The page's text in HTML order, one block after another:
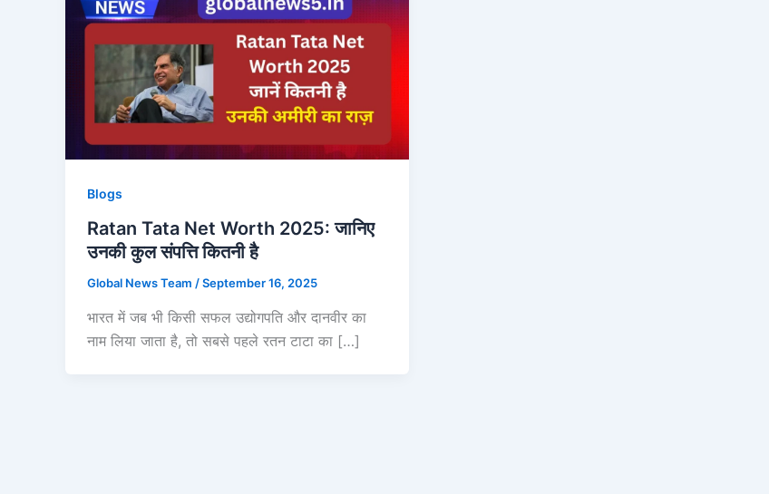
Blogs
Ratan Tata Net Worth 2025: जानिए
उनकी कुल संपत्ति कितनी है
Global News Team /September 16, 2025
भारत में जब भी किसी सफल उद्योगपति और दानवीर का
नाम लिया जाता है, तो सबसे पहले रतन टाटा का […]